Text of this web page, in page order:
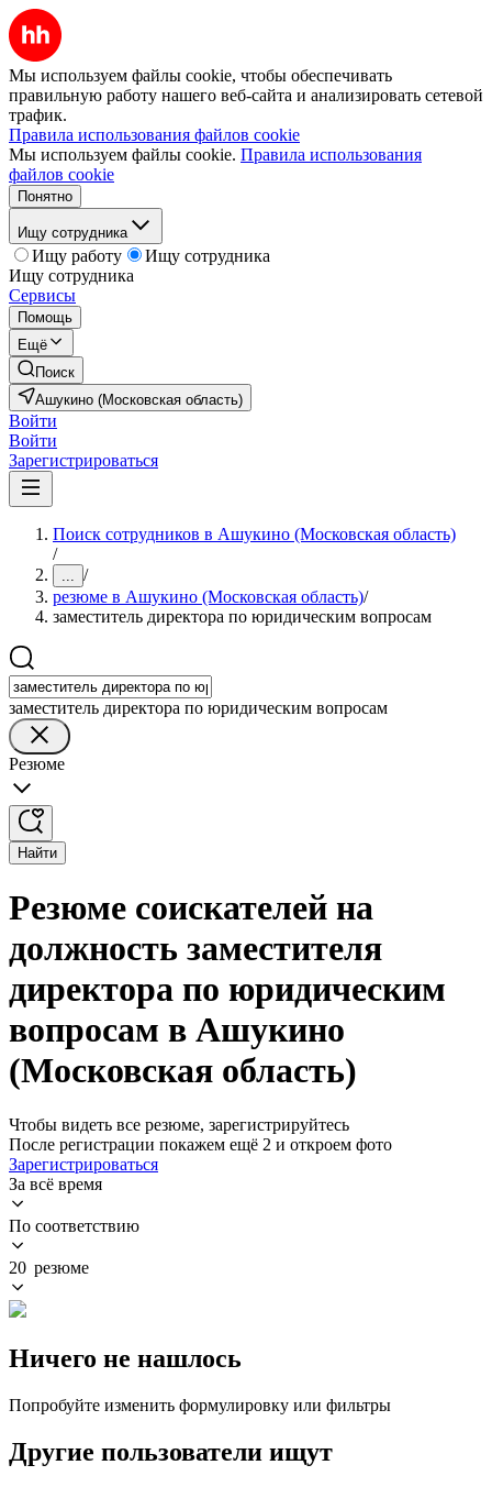
Мы используем файлы cookie, чтобы обеспечивать
правильную работу нашего веб-сайта и анализировать сетевой
трафик.
Правила использования файлов cookie
Мы используем файлы cookie. Правила использования
файлов cookie
Понятно
Ищу сотрудника
Ищу работу
Ищу сотрудника
Ищу сотрудника
Сервисы
Помощь
Ещё
Поиск
Ашукино (Московская область)
Войти
Войти
Зарегистрироваться
Поиск сотрудников в Ашукино (Московская область)
/
... /
резюме в Ашукино (Московская область)/
заместитель директора по юридическим вопросам
заместитель директора по юридическим вопросам
Резюме
Найти
Резюме соискателей на
должность заместителя
директора по юридическим
вопросам в Ашукино
(Московская область)
Чтобы видеть все резюме, зарегистрируйтесь
После регистрации покажем ещё 2 и откроем фото
Зарегистрироваться
За всё время
По соответствию
20 резюме
Ничего не нашлось
Попробуйте изменить формулировку или фильтры
Другие пользователи ищут